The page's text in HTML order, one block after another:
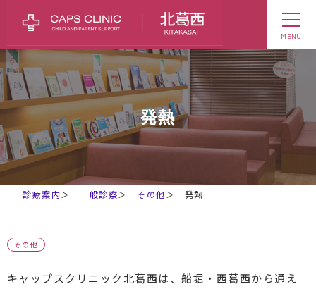
MENU
発熱
診療案内＞ 一般診察＞ その他＞ 発熱
その他
キャップスクリニック北葛西は、船堀・西葛西から通え